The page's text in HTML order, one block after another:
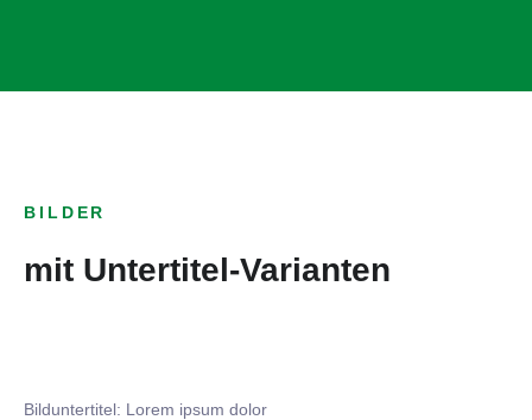
BILDER
mit Untertitel-Varianten
Bilduntertitel: Lorem ipsum dolor